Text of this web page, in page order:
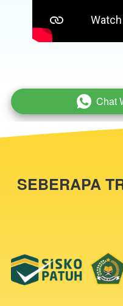
` Chat
SEBERAPA